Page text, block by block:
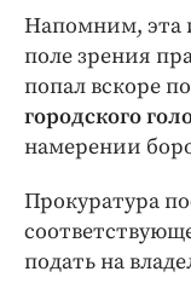
Напомним, эта
поле зрения
попал вскоре
городского
намерении
Прокуратура
подать на